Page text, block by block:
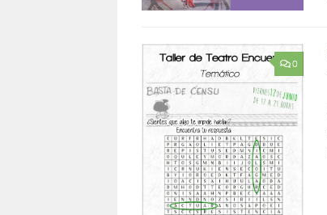
0